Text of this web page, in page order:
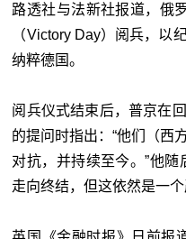
路透社与法新社报道，俄
（Victory Day）阅兵，以
纳粹德国。
阅兵仪式结束后，普京在
的提问时指出：“他们（西
对抗，并持续至今。”他随
走向终结，但这依然是一